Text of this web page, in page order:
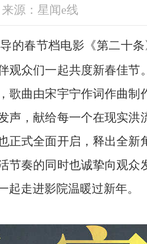
源：星闻e线
的春节档电影《第二十
观众们一起共度新春佳节
歌曲由宋宇宁作词作曲制
声，献给每一个在现实洪
正式全面开启，释出全新
节奏的同时也诚挚向观众
起走进影院温暖过新年。